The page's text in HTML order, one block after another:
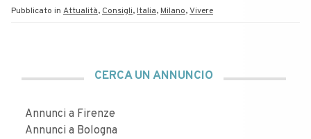
Pubblicato in Attualità,Consigli,Italia,Milano,Vivere
CERCA UN ANNUNCIO
Annunci a Firenze
Annunci a Bologna